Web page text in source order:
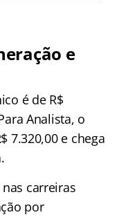
e
é de R$
Analista, o
7.320,00 e chega
carreiras
por